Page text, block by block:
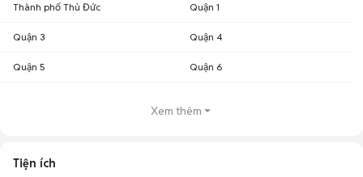
Thành phố Thủ Đức Quận 1
Quận 3 Quận 4
Quận 5 Quận 6
Xem thêm
Tiện ích